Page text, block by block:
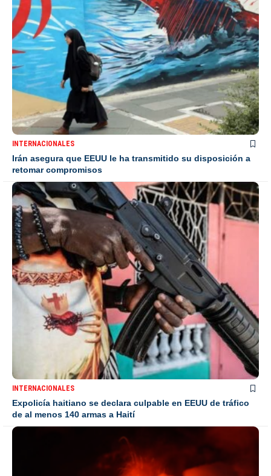
INTERNACIONALES
Irán asegura que EEUU le ha transmitido su disposición a
retomar compromisos
INTERNACIONALES
Expolicía haitiano se declara culpable en EEUU de tráfico
de al menos 140 armas a Haití